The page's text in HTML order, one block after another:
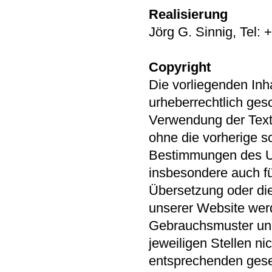
Realisierung
Jörg G. Sinnig , Tel:
Copyright
Die vorliegenden
urheberrechtlich
Verwendung der
ohne die vorherige
Bestimmungen des
insbesondere auch
Übersetzung oder
unserer Website
Gebrauchsmuster
jeweiligen Stellen
entsprechenden